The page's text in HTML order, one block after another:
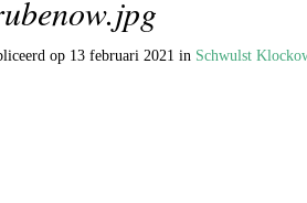
op 13 februari 2021 in Schwulst